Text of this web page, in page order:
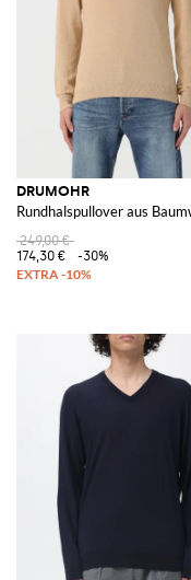
DRUMOHR
Rundhalspullover aus
249,00 €
174,30 €
-30%